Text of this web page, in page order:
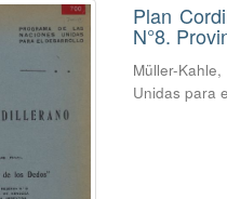
Plan
N°8.
Müller-
Unidas para